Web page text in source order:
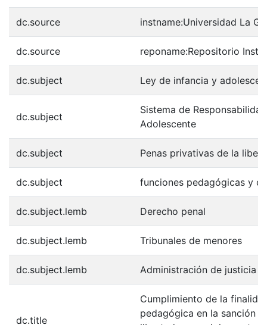
dc.source instname:Universidad La
dc.source reponame:Repositorio
dc.subject Ley de infancia y
dc.subject
Sistema de
Adolescente
dc.subject Penas privativas de la
dc.subject funciones pedagógicas y
dc.subject.lemb Derecho penal
dc.subject.lemb Tribunales de menores
dc.subject.lemb Administración de justicia
dc.title
Cumplimiento de la
pedagógica en la sanción